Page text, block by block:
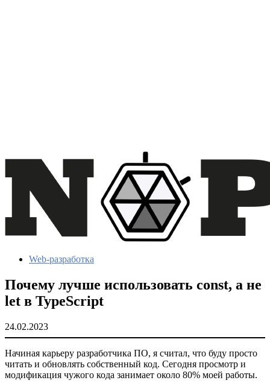
Web-разработка
Почему лучше использовать const, а не
let в TypeScript
24.02.2023
Начиная карьеру разработчика ПО, я считал, что буду просто
читать и обновлять собственный код. Сегодня просмотр и
модификация чужого кода занимает около 80% моей работы.